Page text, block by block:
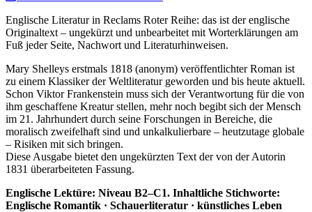
Englische Literatur in Reclams Roter Reihe: das ist der englische
Originaltext – ungekürzt und unbearbeitet mit Worterklärungen am
Fuß jeder Seite, Nachwort und Literaturhinweisen.
Mary Shelleys erstmals 1818 (anonym) veröffentlichter Roman ist
zu einem Klassiker der Weltliteratur geworden und bis heute aktuell.
Schon Viktor Frankenstein muss sich der Verantwortung für die von
ihm geschaffene Kreatur stellen, mehr noch begibt sich der Mensch
im 21. Jahrhundert durch seine Forschungen in Bereiche, die
moralisch zweifelhaft sind und unkalkulierbare – heutzutage globale
– Risiken mit sich bringen.
Diese Ausgabe bietet den ungekürzten Text der von der Autorin
1831 überarbeiteten Fassung.
Englische Lektüre: Niveau B2–C1. Inhaltliche Stichworte:
Englische Romantik · Schauerliteratur · künstliches Leben